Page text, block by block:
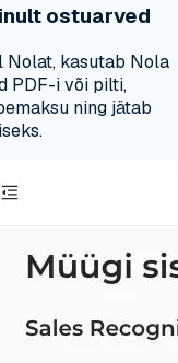
ostuarved
Nolat, kasutab Nola
PDF-i või pilti,
ning jätab